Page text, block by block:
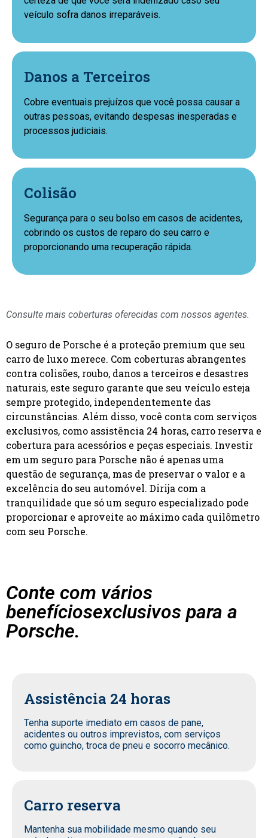
veículo sofra danos irreparáveis.
Danos a Terceiros
Cobre eventuais prejuízos que você possa causar a
outras pessoas, evitando despesas inesperadas e
processos judiciais.
Colisão
Segurança para o seu bolso em casos de acidentes,
cobrindo os custos de reparo do seu carro e
proporcionando uma recuperação rápida.
Consulte mais coberturas oferecidas com nossos agentes.
O seguro de Porsche é a proteção premium que seu
carro de luxo merece. Com coberturas abrangentes
contra colisões, roubo, danos a terceiros e desastres
naturais, este seguro garante que seu veículo esteja
sempre protegido, independentemente das
circunstâncias. Além disso, você conta com serviços
exclusivos, como assistência 24 horas, carro reserva e
cobertura para acessórios e peças especiais. Investir
em um seguro para Porsche não é apenas uma
questão de segurança, mas de preservar o valor e a
excelência do seu automóvel. Dirija com a
tranquilidade que só um seguro especializado pode
proporcionar e aproveite ao máximo cada quilômetro
com seu Porsche.
Conte com vários
benefíciosexclusivos para a
Porsche.
Assistência 24 horas
Tenha suporte imediato em casos de pane,
acidentes ou outros imprevistos, com serviços
como guincho, troca de pneu e socorro mecânico.
Carro reserva
Mantenha sua mobilidade mesmo quando seu